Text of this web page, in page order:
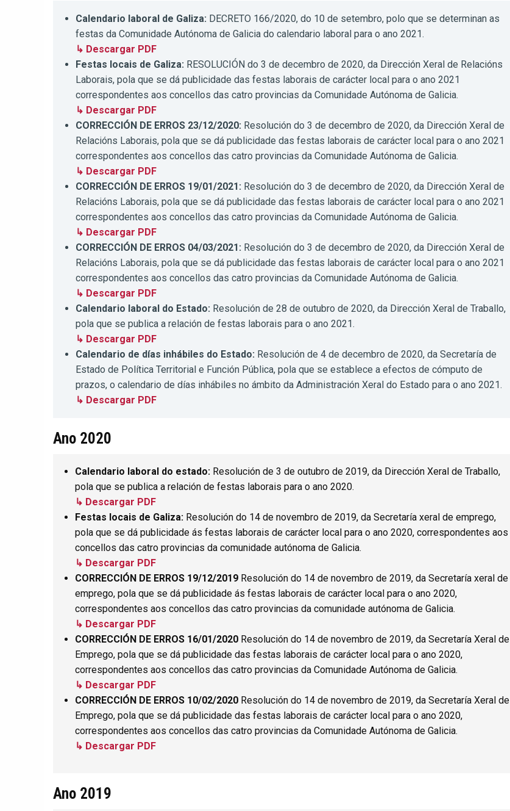
Calendario laboral de Galiza: DECRETO 166/2020, do 10 de setembro, polo que se determinan as
festas da Comunidade Autónoma de Galicia do calendario laboral para o ano 2021.
↳ Descargar PDF
Festas locais de Galiza: RESOLUCIÓN do 3 de decembro de 2020, da Dirección Xeral de Relacións
Laborais, pola que se dá publicidade das festas laborais de carácter local para o ano 2021
correspondentes aos concellos das catro provincias da Comunidade Autónoma de Galicia.
↳ Descargar PDF
CORRECCIÓN DE ERROS 23/12/2020: Resolución do 3 de decembro de 2020, da Dirección Xeral de
Relacións Laborais, pola que se dá publicidade das festas laborais de carácter local para o ano 2021
correspondentes aos concellos das catro provincias da Comunidade Autónoma de Galicia.
↳ Descargar PDF
CORRECCIÓN DE ERROS 19/01/2021: Resolución do 3 de decembro de 2020, da Dirección Xeral de
Relacións Laborais, pola que se dá publicidade das festas laborais de carácter local para o ano 2021
correspondentes aos concellos das catro provincias da Comunidade Autónoma de Galicia.
↳ Descargar PDF
CORRECCIÓN DE ERROS 04/03/2021: Resolución do 3 de decembro de 2020, da Dirección Xeral de
Relacións Laborais, pola que se dá publicidade das festas laborais de carácter local para o ano 2021
correspondentes aos concellos das catro provincias da Comunidade Autónoma de Galicia.
↳ Descargar PDF
Calendario laboral do Estado: Resolución de 28 de outubro de 2020, da Dirección Xeral de Traballo,
pola que se publica a relación de festas laborais para o ano 2021.
↳ Descargar PDF
Calendario de días inhábiles do Estado: Resolución de 4 de decembro de 2020, da Secretaría de
Estado de Política Territorial e Función Pública, pola que se establece a efectos de cómputo de
prazos, o calendario de días inhábiles no ámbito da Administración Xeral do Estado para o ano 2021.
↳ Descargar PDF
Ano 2020
Calendario laboral do estado: Resolución de 3 de outubro de 2019, da Dirección Xeral de Traballo,
pola que se publica a relación de festas laborais para o ano 2020.
↳ Descargar PDF
Festas locais de Galiza: Resolución do 14 de novembro de 2019, da Secretaría xeral de emprego,
pola que se dá publicidade ás festas laborais de carácter local para o ano 2020, correspondentes aos
concellos das catro provincias da comunidade autónoma de Galicia.
↳ Descargar PDF
CORRECCIÓN DE ERROS 19/12/2019 Resolución do 14 de novembro de 2019, da Secretaría xeral de
emprego, pola que se dá publicidade ás festas laborais de carácter local para o ano 2020,
correspondentes aos concellos das catro provincias da comunidade autónoma de Galicia.
↳ Descargar PDF
CORRECCIÓN DE ERROS 16/01/2020 Resolución do 14 de novembro de 2019, da Secretaría Xeral de
Emprego, pola que se dá publicidade das festas laborais de carácter local para o ano 2020,
correspondentes aos concellos das catro provincias da Comunidade Autónoma de Galicia.
↳ Descargar PDF
CORRECCIÓN DE ERROS 10/02/2020 Resolución do 14 de novembro de 2019, da Secretaría Xeral de
Emprego, pola que se dá publicidade das festas laborais de carácter local para o ano 2020,
correspondentes aos concellos das catro provincias da Comunidade Autónoma de Galicia.
↳ Descargar PDF
Ano 2019